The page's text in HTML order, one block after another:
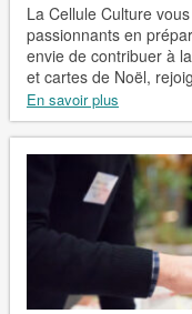
La Cellule Culture
passionnants en
envie de contribuer à
et cartes de Noël,
En savoir plus